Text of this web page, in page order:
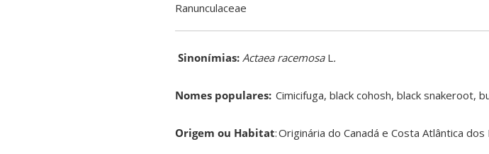
Ranunculaceae
Sinonímias: Actaea racemosaL.
Nomes populares: Cimicifuga, black cohosh, black snakeroot,
Origem ou Habitat:Originária do Canadá e Costa Atlântica